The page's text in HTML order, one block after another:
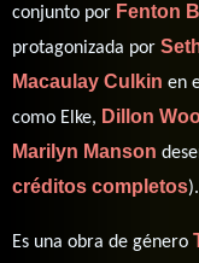
conjunto por Fenton
protagonizada por
Macaulay Culkin en
como Elke, Dillon
Marilyn Manson
créditos completos).
Es una obra de género